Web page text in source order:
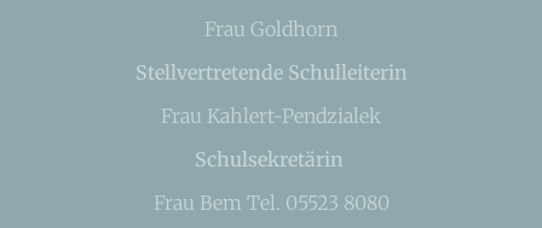
Frau Goldhorn
Stellvertretende Schulleiterin
Frau Kahlert-Pendzialek
Schulsekretärin
Frau Bem Tel. 05523 8080